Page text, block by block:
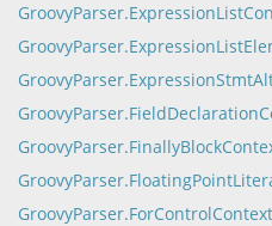
GroovyParser.ForControlContext